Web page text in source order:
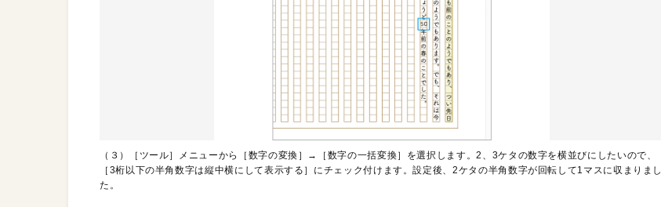
（３）［ツール］メニューから［数字の変換］→［数字の一括変換］を選択します。2、3ケタの数字を横並びにしたいので、
［3桁以下の半角数字は縦中横にして表示する］にチェック付けます。設定後、2ケタの半角数字が回転して1マスに収まりまし
た。